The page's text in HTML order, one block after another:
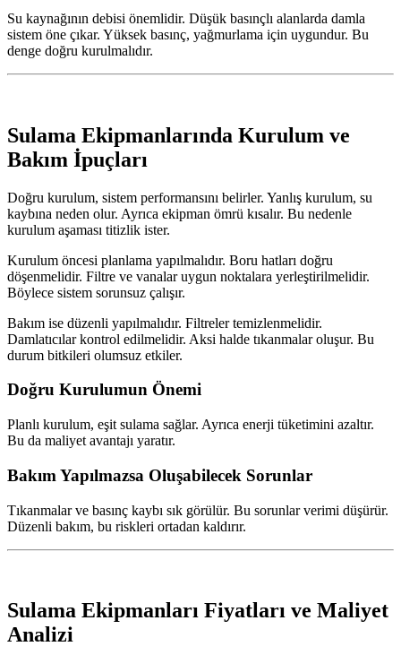
Su kaynağının debisi önemlidir. Düşük basınçlı alanlarda damla
sistem öne çıkar. Yüksek basınç, yağmurlama için uygundur. Bu
denge doğru kurulmalıdır.
Sulama Ekipmanlarında Kurulum ve
Bakım İpuçları
Doğru kurulum, sistem performansını belirler. Yanlış kurulum, su
kaybına neden olur. Ayrıca ekipman ömrü kısalır. Bu nedenle
kurulum aşaması titizlik ister.
Kurulum öncesi planlama yapılmalıdır. Boru hatları doğru
döşenmelidir. Filtre ve vanalar uygun noktalara yerleştirilmelidir.
Böylece sistem sorunsuz çalışır.
Bakım ise düzenli yapılmalıdır. Filtreler temizlenmelidir.
Damlatıcılar kontrol edilmelidir. Aksi halde tıkanmalar oluşur. Bu
durum bitkileri olumsuz etkiler.
Doğru Kurulumun Önemi
Planlı kurulum, eşit sulama sağlar. Ayrıca enerji tüketimini azaltır.
Bu da maliyet avantajı yaratır.
Bakım Yapılmazsa Oluşabilecek Sorunlar
Tıkanmalar ve basınç kaybı sık görülür. Bu sorunlar verimi düşürür.
Düzenli bakım, bu riskleri ortadan kaldırır.
Sulama Ekipmanları Fiyatları ve Maliyet
Analizi